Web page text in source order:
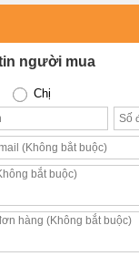
người mua
Chị